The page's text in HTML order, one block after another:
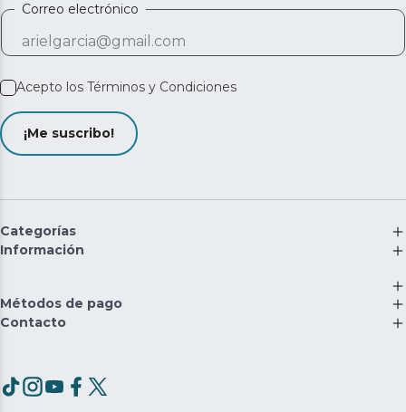
Correo electrónico
Acepto los Términos y Condiciones
¡Me suscribo!
Categorías
Información
Métodos de pago
Contacto